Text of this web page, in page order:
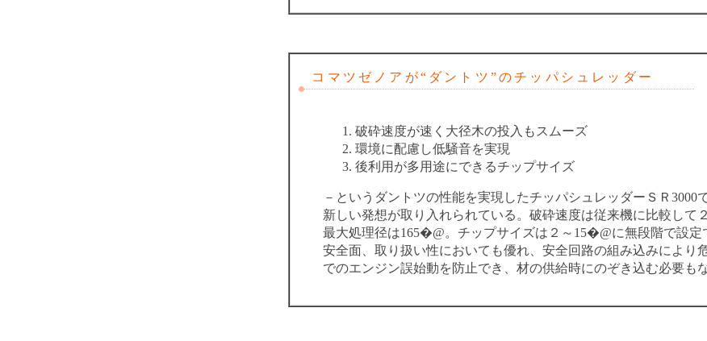
コマツゼノアが“ダントツ”のチッパシュレッダー
破砕速度が速く大径木の投入もスムーズ
環境に配慮し低騒音を実現
後利用が多用途にできるチップサイズ
－というダントツの性能を実現したチッパシュレッダーＳＲ3000
新しい発想が取り入れられている。破砕速度は従来機に比較して
最大処理径は165�@。チップサイズは２～15�@に無段階で設定
安全面、取り扱い性においても優れ、安全回路の組み込みにより
でのエンジン誤始動を防止でき、材の供給時にのぞき込む必要もな